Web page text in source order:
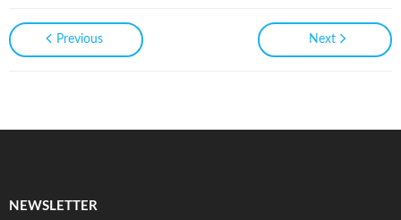
Previous Next
NEWSLETTER